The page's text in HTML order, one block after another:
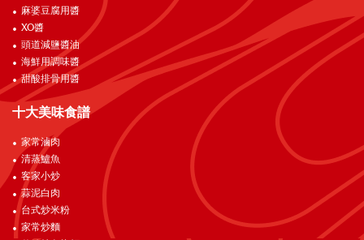
麻婆豆腐用醬
XO醬
頭道減鹽醬油
海鮮用調味醬
甜酸排骨用醬
十大美味食譜
家常滷肉
清蒸鱸魚
客家小炒
蒜泥白肉
台式炒米粉
家常炒麵